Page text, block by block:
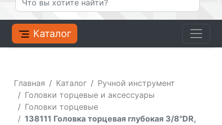
Каталог
Главная Каталог
Ручной инструмент
Головки торцевые и аксессуары
Головки торцевые
138111 Головка торцевая глубокая 3/8"DR,